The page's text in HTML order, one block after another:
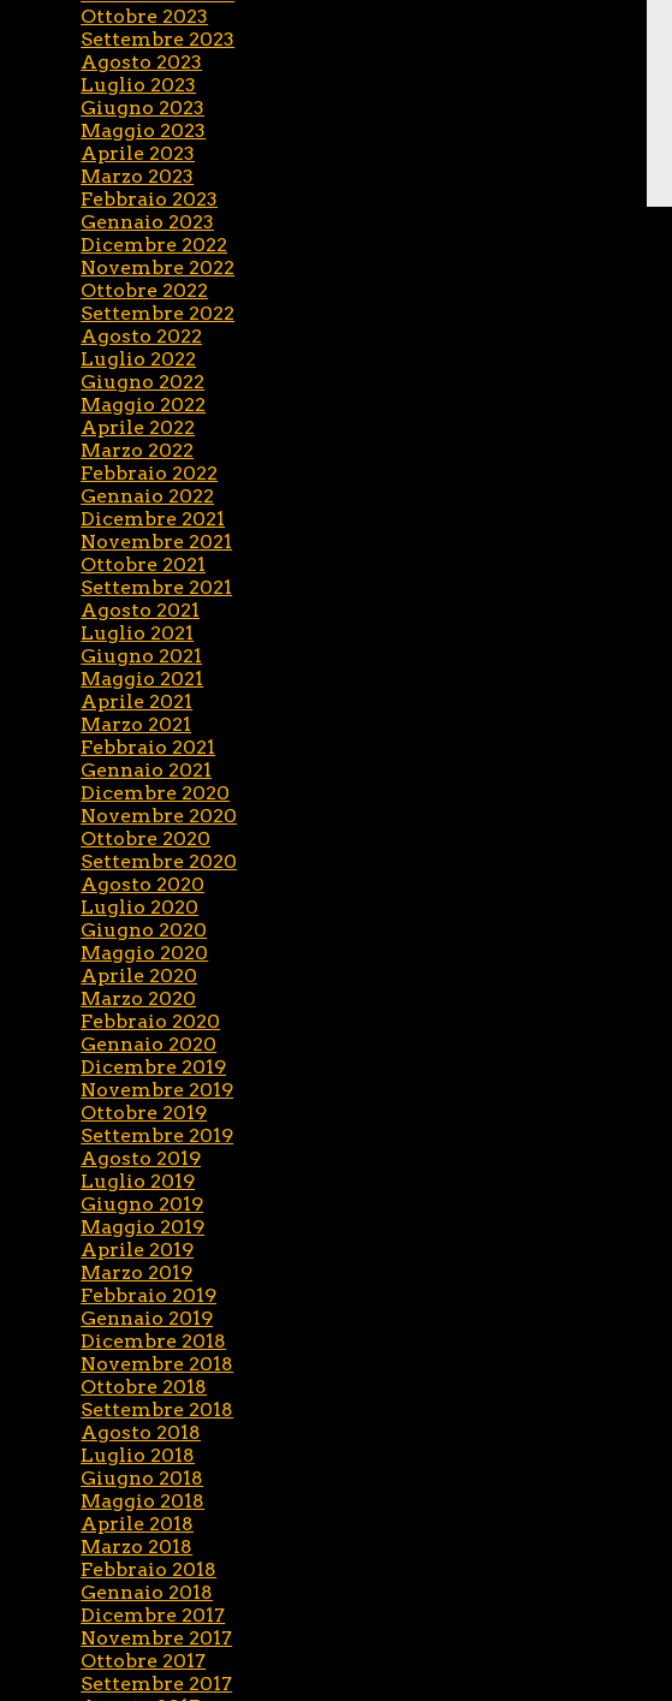
Ottobre 2023
Settembre 2023
Agosto 2023
Luglio 2023
Giugno 2023
Maggio 2023
Aprile 2023
Marzo 2023
Febbraio 2023
Gennaio 2023
Dicembre 2022
Novembre 2022
Ottobre 2022
Settembre 2022
Agosto 2022
Luglio 2022
Giugno 2022
Maggio 2022
Aprile 2022
Marzo 2022
Febbraio 2022
Gennaio 2022
Dicembre 2021
Novembre 2021
Ottobre 2021
Settembre 2021
Agosto 2021
Luglio 2021
Giugno 2021
Maggio 2021
Aprile 2021
Marzo 2021
Febbraio 2021
Gennaio 2021
Dicembre 2020
Novembre 2020
Ottobre 2020
Settembre 2020
Agosto 2020
Luglio 2020
Giugno 2020
Maggio 2020
Aprile 2020
Marzo 2020
Febbraio 2020
Gennaio 2020
Dicembre 2019
Novembre 2019
Ottobre 2019
Settembre 2019
Agosto 2019
Luglio 2019
Giugno 2019
Maggio 2019
Aprile 2019
Marzo 2019
Febbraio 2019
Gennaio 2019
Dicembre 2018
Novembre 2018
Ottobre 2018
Settembre 2018
Agosto 2018
Luglio 2018
Giugno 2018
Maggio 2018
Aprile 2018
Marzo 2018
Febbraio 2018
Gennaio 2018
Dicembre 2017
Novembre 2017
Ottobre 2017
Settembre 2017